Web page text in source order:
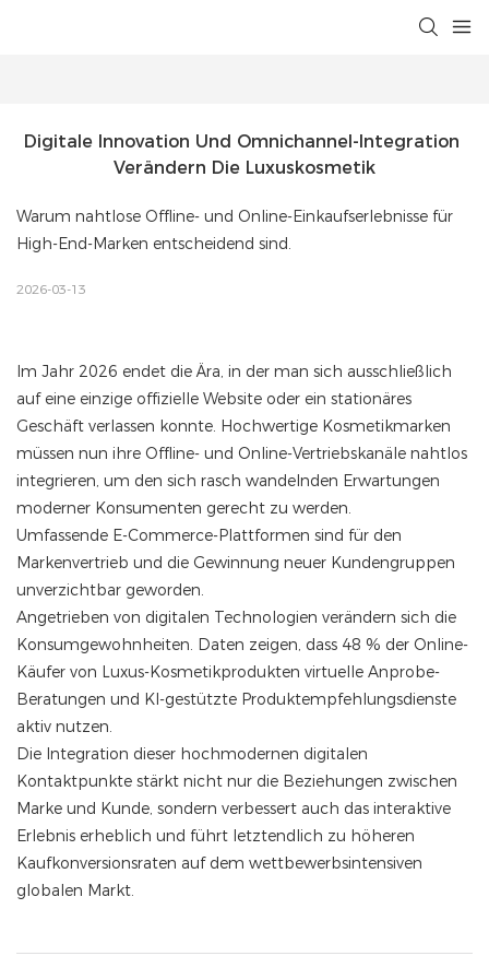
Digitale Innovation Und Omnichannel-Integration
Verändern Die Luxuskosmetik
Warum nahtlose Offline- und Online-Einkaufserlebnisse für
High-End-Marken entscheidend sind.
2026-03-13
Im Jahr 2026 endet die Ära, in der man sich ausschließlich
auf eine einzige offizielle Website oder ein stationäres
Geschäft verlassen konnte. Hochwertige Kosmetikmarken
müssen nun ihre Offline- und Online-Vertriebskanäle nahtlos
integrieren, um den sich rasch wandelnden Erwartungen
moderner Konsumenten gerecht zu werden.
Umfassende E-Commerce-Plattformen sind für den
Markenvertrieb und die Gewinnung neuer Kundengruppen
unverzichtbar geworden.
Angetrieben von digitalen Technologien verändern sich die
Konsumgewohnheiten. Daten zeigen, dass 48 % der Online-
Käufer von Luxus-Kosmetikprodukten virtuelle Anprobe-
Beratungen und KI-gestützte Produktempfehlungsdienste
aktiv nutzen.
Die Integration dieser hochmodernen digitalen
Kontaktpunkte stärkt nicht nur die Beziehungen zwischen
Marke und Kunde, sondern verbessert auch das interaktive
Erlebnis erheblich und führt letztendlich zu höheren
Kaufkonversionsraten auf dem wettbewerbsintensiven
globalen Markt.